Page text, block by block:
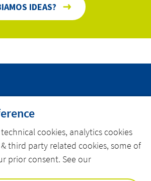
IDEAS?
cookies, analytics cookies
third party related cookies, some of
prior consent. See our